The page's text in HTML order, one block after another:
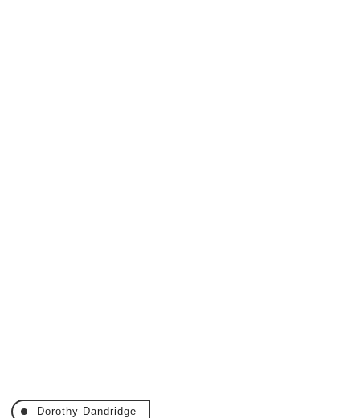
Dorothy Dandridge